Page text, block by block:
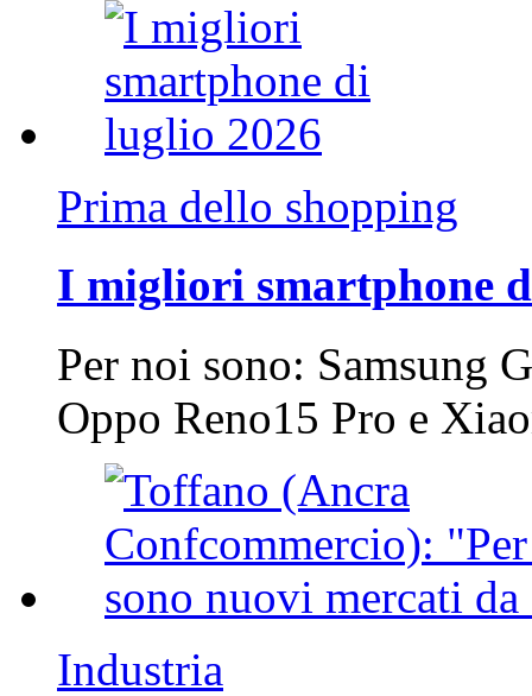
Prima dello shopping
I migliori smartphone
Per noi sono: Samsung
Oppo Reno15 Pro e
Industria